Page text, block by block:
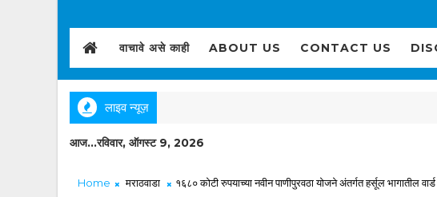
वाचावे असे काही ABOUT US CONTACT US
लाइव न्यूज़
आज...रविवार, ऑगस्ट 9, 2026
Home मराठवाडा १६८० कोटी रुपयाच्या नवीन पाणीपुरवठा योजने अंतर्गत हर्सूल भागातील